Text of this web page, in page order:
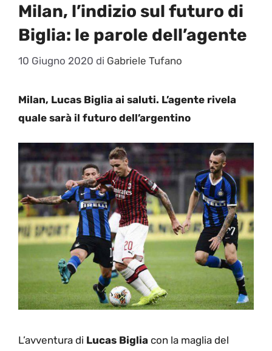
Milan, l’indizio sul futuro di
Biglia: le parole dell’agente
10 Giugno 2020 di Gabriele Tufano
Milan, Lucas Biglia ai saluti. L’agente rivela
quale sarà il futuro dell’argentino
L’avventura di Lucas Biglia con la maglia del